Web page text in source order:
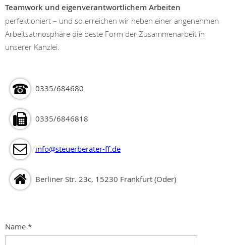
Teamwork und eigenverantwortlichem Arbeiten
perfektioniert – und so erreichen wir neben einer angenehmen
Arbeitsatmosphäre die beste Form der Zusammenarbeit in
unserer Kanzlei.
0335/684680
0335/6846818
info@steuerberater-ff.de
Berliner Str. 23c, 15230 Frankfurt (Oder)
Name *